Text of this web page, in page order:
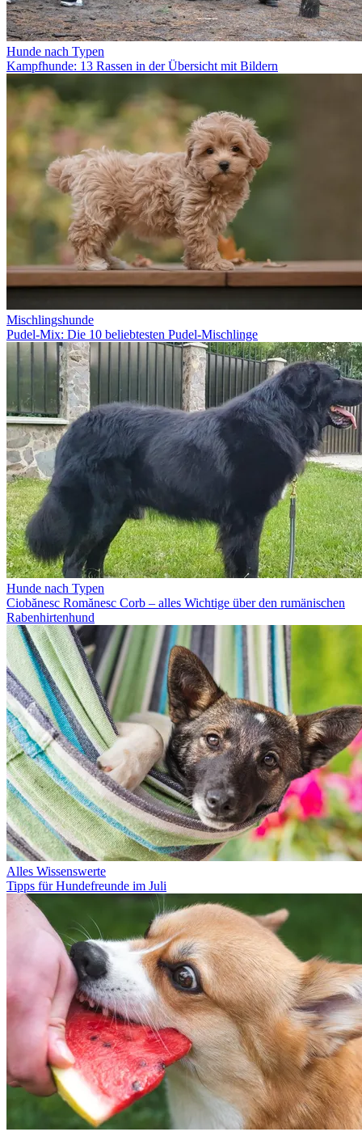
Hunde nach Typen
Kampfhunde: 13 Rassen in der Übersicht mit Bildern
Mischlingshunde
Pudel-Mix: Die 10 beliebtesten Pudel-Mischlinge
Hunde nach Typen
Ciobănesc Romănesc Corb – alles Wichtige über den rumänischen
Rabenhirtenhund
Alles Wissenswerte
Tipps für Hundefreunde im Juli